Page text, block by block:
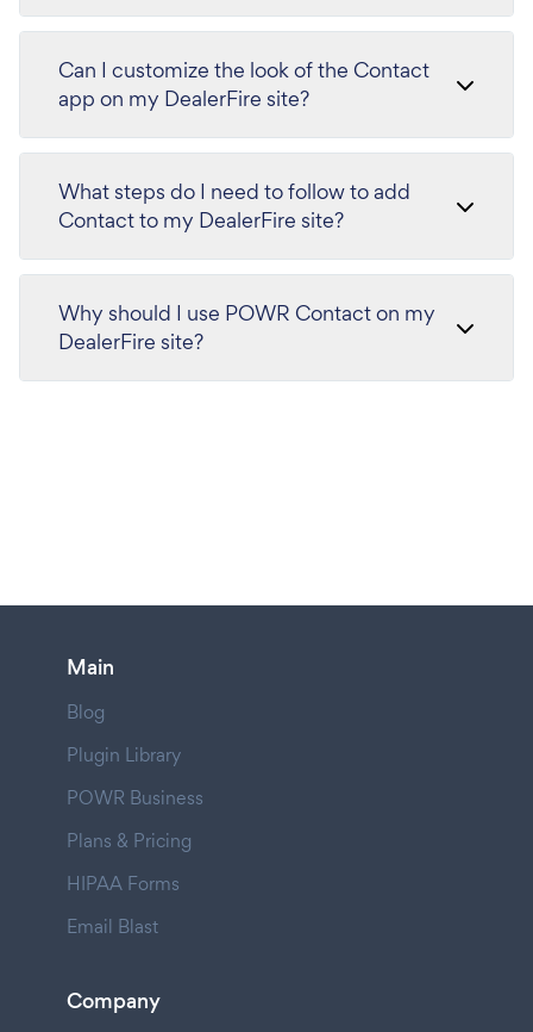
Can I customize the look of the Contact
app on my DealerFire site?
What steps do I need to follow to add
Contact to my DealerFire site?
Why should I use POWR Contact on my
DealerFire site?
Main
Blog
Plugin Library
POWR Business
Plans & Pricing
HIPAA Forms
Email Blast
Company